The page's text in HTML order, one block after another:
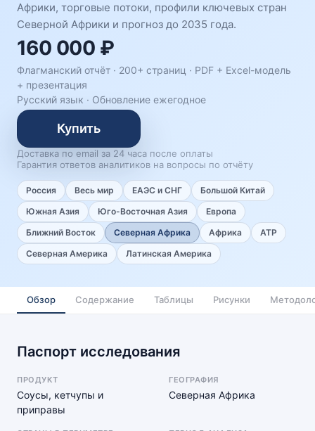
Африки, торговые потоки, профили ключевых стран
Северной Африки и прогноз до 2035 года.
160 000 ₽
Флагманский отчёт · 200+ страниц · PDF + Excel-модель
+ презентация
Русский язык · Обновление ежегодное
Купить
Доставка по email за 24 часа после оплаты
Гарантия ответов аналитиков на вопросы по отчёту
Россия Весь мир ЕАЭС и СНГ
Большой Китай
Южная Азия
Юго-Восточная Азия
Европа
Ближний Восток
Северная Африка Африка
АТР
Северная Америка
Латинская Америка
Обзор Содержание Таблицы Рисунки
Паспорт исследования
ПРОДУКТ
Соусы, кетчупы и
приправы
ГЕОГРАФИЯ
Северная Африка